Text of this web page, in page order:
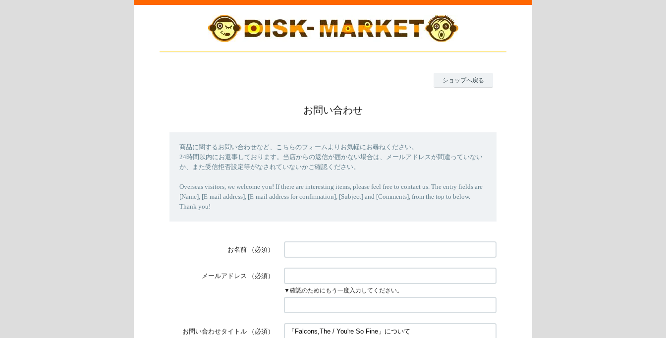
ショップへ戻る
お問い合わせ
商品に関するお問い合わせなど、こちらのフォームよりお気軽にお尋ねください。
24時間以内にお返事しております。当店からの返信が届かない場合は、メールアドレスが間違っていない
か、また受信拒否設定等がなされていないかご確認ください。
Overseas visitors, we welcome you! If there are interesting items, please feel free to contact us. The entry fields are
[Name], [E-mail address], [E-mail address for confirmation], [Subject] and [Comments], from the top to below.
Thank you!
お名前 （必須）
メールアドレス （必須）
▼確認のためにもう一度入力してください。
お問い合わせタイトル （必須）